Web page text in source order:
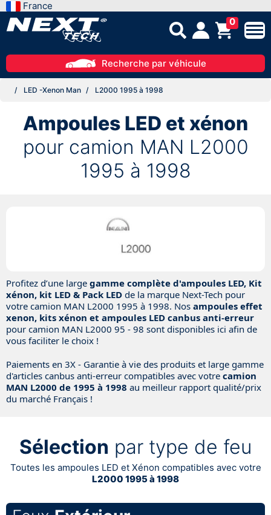
France
0
Recherche par véhicule
LED -Xenon Man L2000 1995 à 1998
Ampoules LED et xénon
pour camion MAN L2000
1995 à 1998
Profitez d’une large gamme complète d'ampoules LED, Kit
xénon, kit LED & Pack LED de la marque Next-Tech pour
votre camion MAN L2000 1995 à 1998. Nos ampoules effet
xenon, kits xénon et ampoules LED canbus anti-erreur
pour camion MAN L2000 95 - 98 sont disponibles ici afin de
vous faciliter le choix !
Paiements en 3X - Garantie à vie des produits et large gamme
d'articles canbus anti-erreur compatibles avec votre camion
MAN L2000 de 1995 à 1998 au meilleur rapport qualité/prix
du marché Français !
Sélection par type de feu
Toutes les ampoules LED et Xénon compatibles avec votre
L2000 1995 à 1998